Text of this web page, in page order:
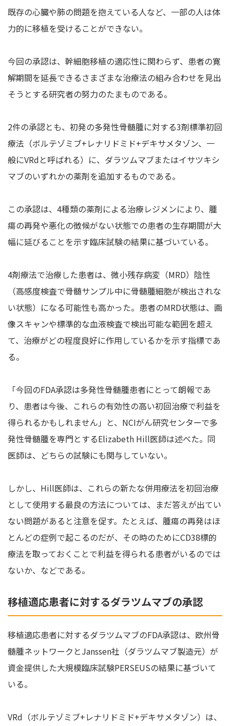
既存の心臓や肺の問題を抱えている人など、一部の人は体
力的に移植を受けることができない。
今回の承認は、幹細胞移植の適応性に関わらず、患者の寛
解期間を延長できるさまざまな治療法の組み合わせを見出
そうとする研究者の努力のたまものである。
2件の承認とも、初発の多発性骨髄腫に対する3剤標準初回
療法（ボルテゾミブ+レナリドミド+デキサメタゾン、一
般にVRdと呼ばれる）に、ダラツムマブまたはイサツキシ
マブのいずれかの薬剤を追加するものである。
この承認は、4種類の薬剤による治療レジメンにより、腫
瘍の再発や悪化の徴候がない状態での患者の生存期間が大
幅に延びることを示す臨床試験の結果に基づいている。
4剤療法で治療した患者は、微小残存病変（MRD）陰性
（高感度検査で骨髄サンプル中に骨髄腫細胞が検出されな
い状態）になる可能性も高かった。患者のMRD状態は、画
像スキャンや標準的な血液検査で検出可能な範囲を超え
て、治療がどの程度良好に作用しているかを示す指標であ
る。
「今回のFDA承認は多発性骨髄腫患者にとって朗報であ
り、患者は今後、これらの有効性の高い初回治療で利益を
得られるかもしれません」と、NCIがん研究センターで多
発性骨髄腫を専門とするElizabeth Hill医師は述べた。同
医師は、どちらの試験にも関与していない。
しかし、Hill医師は、これらの新たな併用療法を初回治療
として使用する最良の方法については、まだ答えが出てい
ない問題があると注意を促す。たとえば、腫瘍の再発はほ
とんどの症例で起こるのだが、その時のためにCD38標的
療法を取っておくことで利益を得られる患者がいるのでは
ないか、などである。
移植適応患者に対するダラツムマブの承認
移植適応患者に対するダラツムマブのFDA承認は、欧州骨
髄腫ネットワークとJanssen社（ダラツムマブ製造元）が
資金提供した大規模臨床試験PERSEUSの結果に基づいて
いる。
VRd（ボルテゾミブ+レナリドミド+デキサメタゾン）は、